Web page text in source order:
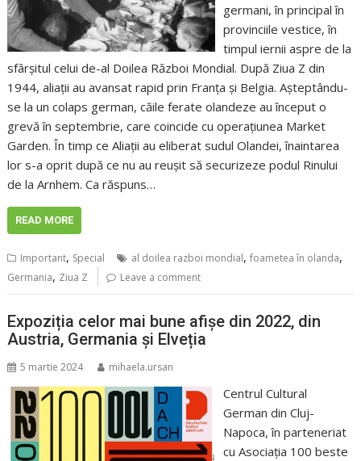
germani, în principal în
provinciile vestice, în
timpul iernii aspre de la
sfârșitul celui de-al Doilea Război Mondial. După Ziua Z din
1944, aliații au avansat rapid prin Franța și Belgia. Așteptându-
se la un colaps german, căile ferate olandeze au început o
grevă în septembrie, care coincide cu operațiunea Market
Garden. În timp ce Aliații au eliberat sudul Olandei, înaintarea
lor s-a oprit după ce nu au reușit să securizeze podul Rinului
de la Arnhem. Ca răspuns…
READ MORE
Important, Special al doilea razboi mondial,foametea în olanda,
Germania, Ziua Z Leave a comment
Expoziția celor mai bune afișe din 2022, din
Austria, Germania și Elveția
5 martie 2024 mihaela.ursan
Centrul Cultural
German din Cluj-
Napoca, în parteneriat
cu Asociația 100 beste